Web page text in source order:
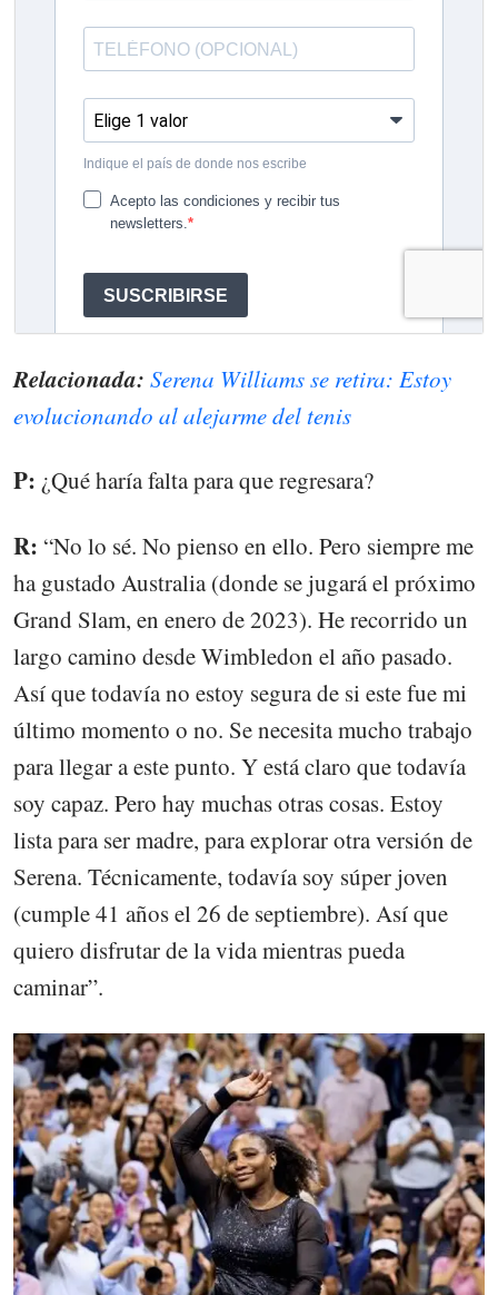
Relacionada: Serena Williams se retira: Estoy
evolucionando al alejarme del tenis
P: ¿Qué haría falta para que regresara?
R: “No lo sé. No pienso en ello. Pero siempre me
ha gustado Australia (donde se jugará el próximo
Grand Slam, en enero de 2023). He recorrido un
largo camino desde Wimbledon el año pasado.
Así que todavía no estoy segura de si este fue mi
último momento o no. Se necesita mucho trabajo
para llegar a este punto. Y está claro que todavía
soy capaz. Pero hay muchas otras cosas. Estoy
lista para ser madre, para explorar otra versión de
Serena. Técnicamente, todavía soy súper joven
(cumple 41 años el 26 de septiembre). Así que
quiero disfrutar de la vida mientras pueda
caminar”.